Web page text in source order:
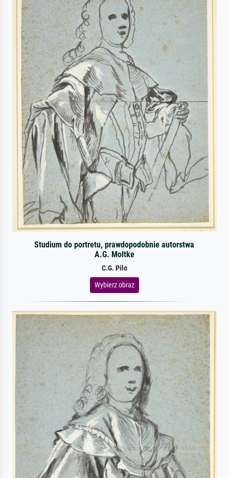
Studium do portretu, prawdopodobnie autorstwa
A.G. Moltke
C.G. Pilo
Wybierz obraz